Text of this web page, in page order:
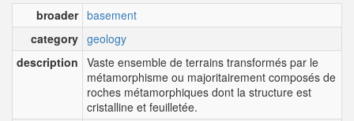
broader basement
category geology
description Vaste ensemble de terrains transformés par le
métamorphisme ou majoritairement composés de
roches métamorphiques dont la structure est
cristalline et feuilletée.